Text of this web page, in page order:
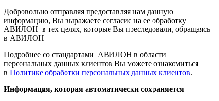
Добровольно отправляя предоставляя нам данную
информацию, Вы выражаете согласие на ее обработку
АВИЛОН в тех целях, которые Вы преследовали, обращаясь
в АВИЛОН
Подробнее со стандартами АВИЛОН в области
персональных данных клиентов Вы можете ознакомиться
в Политике обработки персональных данных клиентов.
Информация, которая автоматически сохраняется